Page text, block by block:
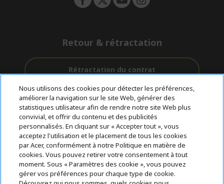
Retour & rétractation
Rétractation du contrat
Livraison
gratuite
Accompagnement
avant et après-
vente
Paiement
Sécurisé
© 2026 Acer Inc.
CPYou BV est le revendeur et marchand agréé pour les produits et
services proposés au sein de ce magasin.
Nous utilisons des cookies pour détecter les préférences,
améliorer la navigation sur le site Web, générer des
statistiques utilisateur afin de rendre notre site Web plus
convivial, et offrir du contenu et des publicités
personnalisés. En cliquant sur « Accepter tout », vous
acceptez l'utilisation et le placement de tous les cookies
par Acer, conformément à notre Politique en matière de
cookies. Vous pouvez retirer votre consentement à tout
moment. Sous « Paramètres des cookie », vous pouvez
gérer vos préférences pour chaque type de cookie.